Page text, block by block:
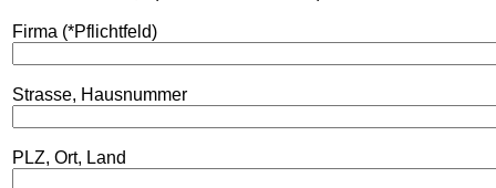
Firma (*Pflichtfeld)
Strasse, Hausnummer
PLZ, Ort, Land